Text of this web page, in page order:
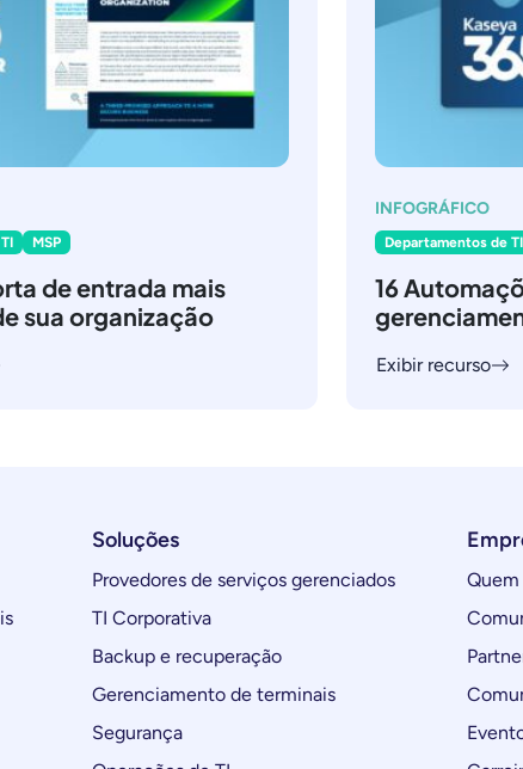
MSP
de entrada mais
sua organização
INFOGRÁFICO
Departamentos de TI
16
Exibir recurso
Soluções
Provedores de serviços gerenciados
TI Corporativa
Backup e recuperação
Gerenciamento de terminais
Segurança
Quem